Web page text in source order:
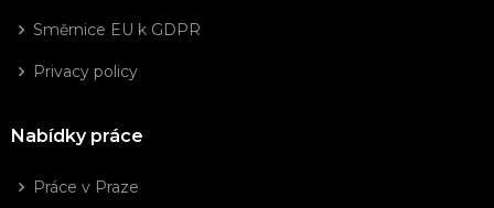
Směrnice EU k GDPR
Privacy policy
Nabídky práce
Práce v Praze